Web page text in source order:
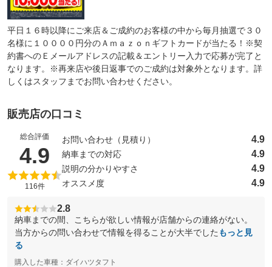
平日１６時以降にご来店＆ご成約のお客様の中から毎月抽選で３０
名様に１００００円分のＡｍａｚｏｎギフトカードが当たる！※契
約書へのＥメールアドレスの記載＆エントリー入力で応募が完了と
なります。※再来店や後日返事でのご成約は対象外となります。詳
しくはスタッフまでお問い合わせください。
販売店の口コミ
総合評価
4.9 （5点満点中）
116件
お問い合わせ（見積り） 4.9
納車までの対応 4.9
説明の分かりやすさ 4.9
オススメ度 4.9
2.8
納車までの間、こちらが欲しい情報が店舗からの連絡がない。
当方からの問い合わせで情報を得ることが大半でした もっと見
る
購入した車種：ダイハツタフト